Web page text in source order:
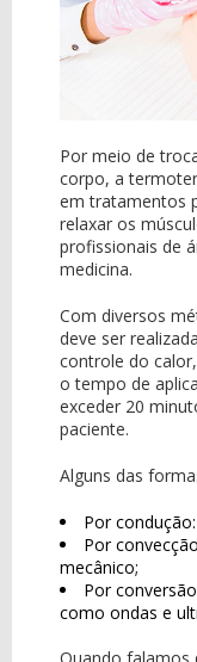
Por meio de
corpo, a
em tratamentos
relaxar os
profissionais de
medicina.
Com diversos
deve ser
controle do
o tempo de
exceder 20
paciente.
Alguns das
Por
Por
mecânico;
Por
como ondas e
Quando falamos